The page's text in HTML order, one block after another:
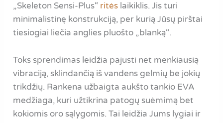
„Skeleton Sensi-Plus“ ritės laikiklis. Jis turi
minimalistinę konstrukciją, per kurią Jūsų pirštai
tiesiogiai liečia anglies pluošto „blanką“.
Toks sprendimas leidžia pajusti net menkiausią
vibraciją, sklindančią iš vandens gelmių be jokių
trikdžių. Rankena užbaigta aukšto tankio EVA
medžiaga, kuri užtikrina patogų suėmimą bet
kokiomis oro sąlygomis. Tai leidžia Jums lygiai ir